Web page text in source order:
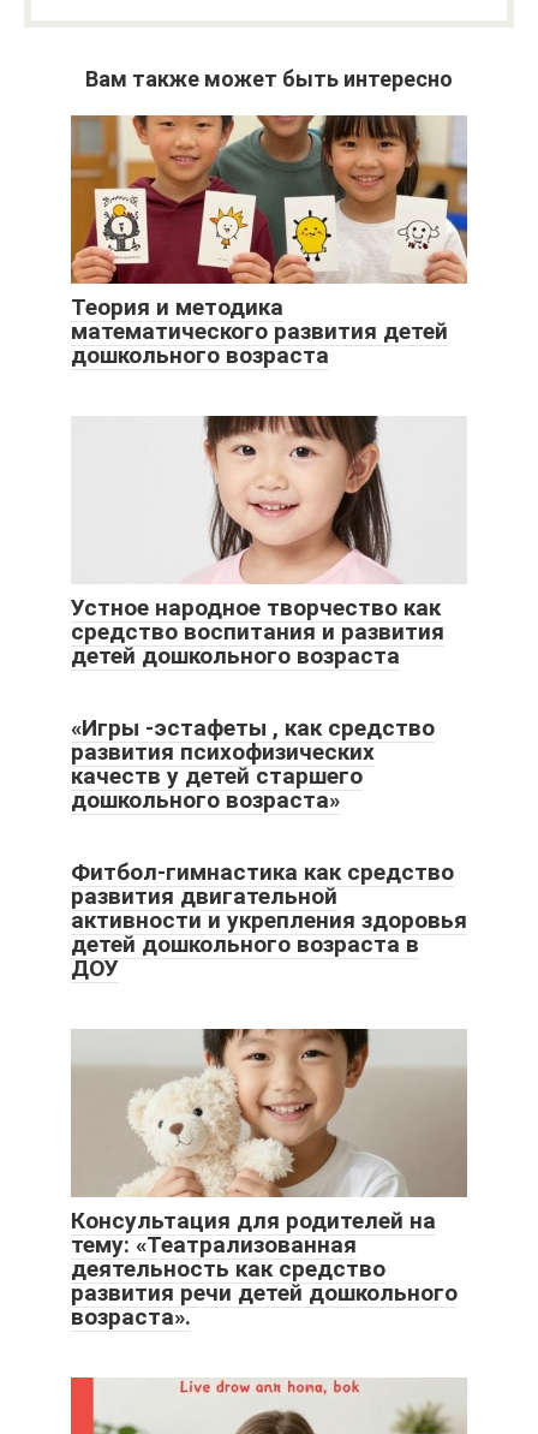
Вам также может быть интересно
Теория и методика
математического развития детей
дошкольного возраста
Устное народное творчество как
средство воспитания и развития
детей дошкольного возраста
«Игры -эстафеты , как средство
развития психофизических
качеств у детей старшего
дошкольного возраста»
Фитбол-гимнастика как средство
развития двигательной
активности и укрепления здоровья
детей дошкольного возраста в
ДОУ
Консультация для родителей на
тему: «Театрализованная
деятельность как средство
развития речи детей дошкольного
возраста».